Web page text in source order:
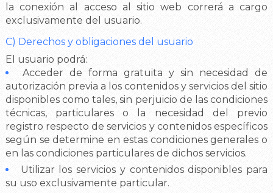
la conexión al acceso al sitio web correrá a cargo
exclusivamente del usuario.
C) Derechos y obligaciones del usuario
El usuario podrá:
Acceder de forma gratuita y sin necesidad de
autorización previa a los contenidos y servicios del sitio
disponibles como tales, sin perjuicio de las condiciones
técnicas, particulares o la necesidad del previo
registro respecto de servicios y contenidos específicos
según se determine en estas condiciones generales o
en las condiciones particulares de dichos servicios.
Utilizar los servicios y contenidos disponibles para
su uso exclusivamente particular.